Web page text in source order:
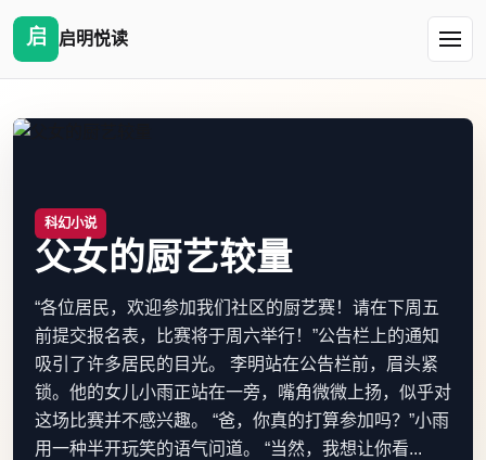
启明悦读
科幻小说
父女的厨艺较量
“各位居民，欢迎参加我们社区的厨艺赛！请在下周五
前提交报名表，比赛将于周六举行！”公告栏上的通知
吸引了许多居民的目光。 李明站在公告栏前，眉头紧
锁。他的女儿小雨正站在一旁，嘴角微微上扬，似乎对
这场比赛并不感兴趣。 “爸，你真的打算参加吗？”小雨
用一种半开玩笑的语气问道。 “当然，我想让你看...